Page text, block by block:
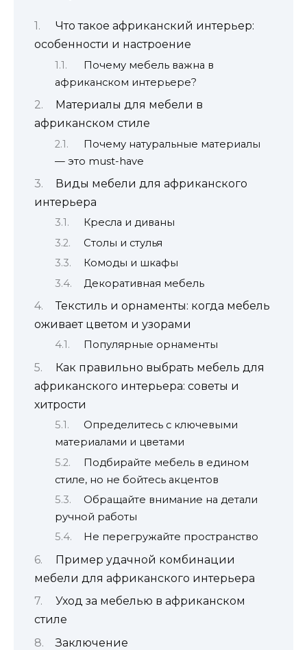
Что такое африканский интерьер:
особенности и настроение
Почему мебель важна в
африканском интерьере?
Материалы для мебели в
африканском стиле
Почему натуральные материалы
— это must-have
Виды мебели для африканского
интерьера
Кресла и диваны
Столы и стулья
Комоды и шкафы
Декоративная мебель
Текстиль и орнаменты: когда мебель
оживает цветом и узорами
Популярные орнаменты
Как правильно выбрать мебель для
африканского интерьера: советы и
хитрости
Определитесь с ключевыми
материалами и цветами
Подбирайте мебель в едином
стиле, но не бойтесь акцентов
Обращайте внимание на детали
ручной работы
Не перегружайте пространство
Пример удачной комбинации
мебели для африканского интерьера
Уход за мебелью в африканском
стиле
Заключение